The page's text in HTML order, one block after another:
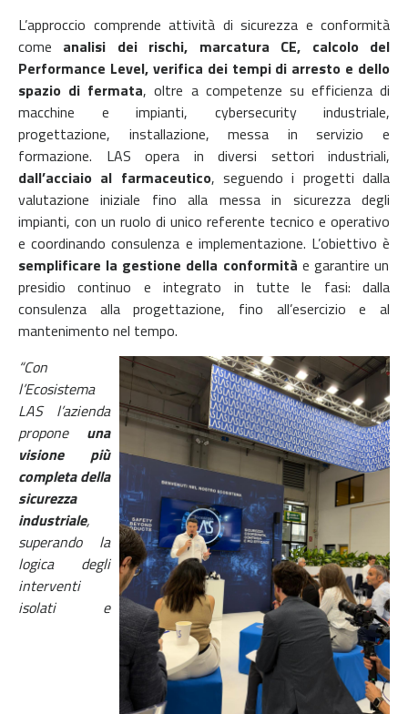
L’approccio comprende attività di sicurezza e conformità
come analisi dei rischi, marcatura CE, calcolo del
Performance Level, verifica dei tempi di arresto e dello
spazio di fermata, oltre a competenze su efficienza di
macchine e impianti, cybersecurity industriale,
progettazione, installazione, messa in servizio e
formazione. LAS opera in diversi settori industriali,
dall’acciaio al farmaceutico, seguendo i progetti dalla
valutazione iniziale fino alla messa in sicurezza degli
impianti, con un ruolo di unico referente tecnico e operativo
e coordinando consulenza e implementazione. L’obiettivo è
semplificare la gestione della conformità e garantire un
presidio continuo e integrato in tutte le fasi: dalla
consulenza alla progettazione, fino all’esercizio e al
mantenimento nel tempo.
“Con
l’Ecosistema
LAS l’azienda
propone una
visione più
completa della
sicurezza
industriale,
superando la
logica degli
interventi
isolati e